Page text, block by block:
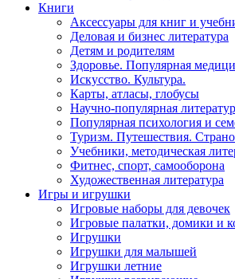
Книги
Аксессуары для книг и
Деловая и бизнес литература
Детям и родителям
Здоровье. Популярная
Искусство. Культура.
Карты, атласы, глобусы
Научно-популярная
Популярная психология и
Туризм. Путешествия.
Учебники, методическая
Фитнес, спорт, самооборона
Художественная литература
Игры и игрушки
Игровые наборы для девочек
Игровые палатки, домики и
Игрушки
Игрушки для малышей
Игрушки летние